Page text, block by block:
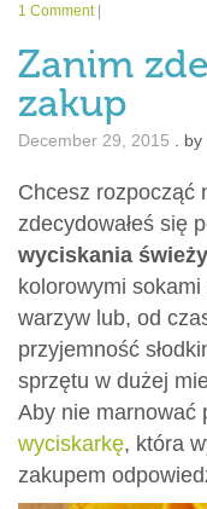
1 Comment
Zanim
zakup
December 29, 2015 . by
Chcesz rozpocząć
zdecydowałeś się
wyciskania
kolorowymi
warzyw lub, od
przyjemność
sprzętu w dużej
Aby nie marnować
wyciskarkę, która
zakupem